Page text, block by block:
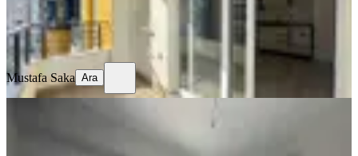
Mustafa Saka
Ara
Mustafa Saka Ara
Tapu Caddesi Civarı 2+1 Bağımsız
Mutfak 100 M2